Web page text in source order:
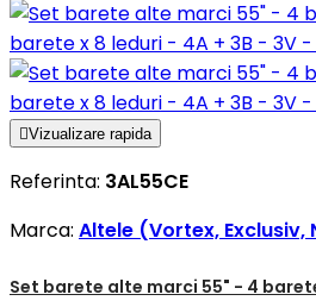
Vizualizare rapida
Referinta: 3AL55CE
Marca: Altele (Vortex, Exclusiv,
Set barete alte marci 55" - 4